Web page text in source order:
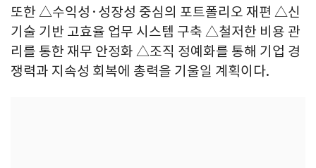
또한 △수익성·성장성 중심의 포트폴리오 재편 △신
기술 기반 고효율 업무 시스템 구축 △철저한 비용 관
리를 통한 재무 안정화 △조직 정예화를 통해 기업 경
쟁력과 지속성 회복에 총력을 기울일 계획이다.